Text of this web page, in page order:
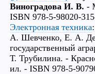
Виноградова И. В. -
ISBN 978-5-98020-
Электронная техника
А. Шевченко, Е. А.
государственный
Т. Трубилина. -
ил. - ISBN 978-5-